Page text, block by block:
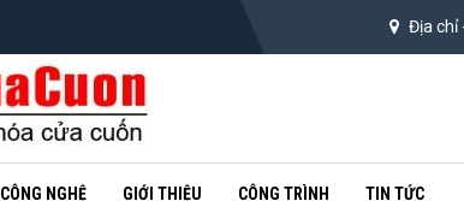
Địa chỉ
CÔNG NGHỆ GIỚI THIỆU CÔNG TRÌNH TIN TỨC